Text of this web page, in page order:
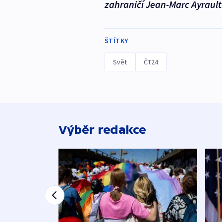
zahraničí Jean-Marc
ŠTÍTKY
Svět ČT24
Výběr redakce